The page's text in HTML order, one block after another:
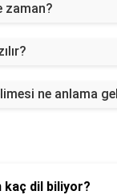
zaman?
ne anlama
kaç dil biliyor?